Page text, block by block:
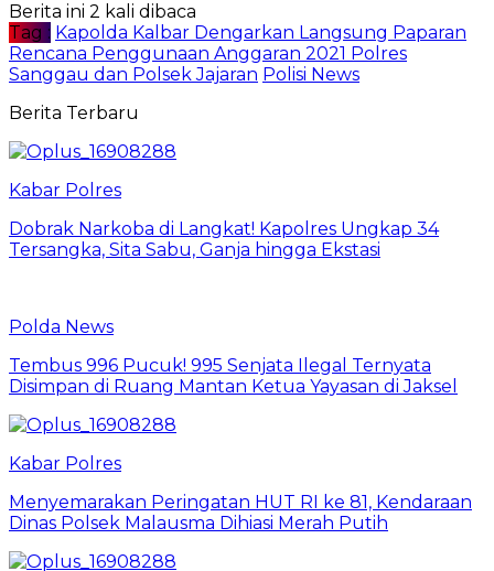
Berita ini 2 kali dibaca
Tag : Kapolda Kalbar Dengarkan Langsung Paparan
Rencana Penggunaan Anggaran 2021 Polres
Sanggau dan Polsek Jajaran Polisi News
Berita Terbaru
Kabar Polres
Dobrak Narkoba di Langkat! Kapolres Ungkap 34
Tersangka, Sita Sabu, Ganja hingga Ekstasi
Polda News
Tembus 996 Pucuk! 995 Senjata Ilegal Ternyata
Disimpan di Ruang Mantan Ketua Yayasan di Jaksel
Kabar Polres
Menyemarakan Peringatan HUT RI ke 81, Kendaraan
Dinas Polsek Malausma Dihiasi Merah Putih